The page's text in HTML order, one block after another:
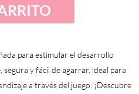
para estimular el desarrollo
y fácil de agarrar, ideal para
a través del juego. ¡Descubre